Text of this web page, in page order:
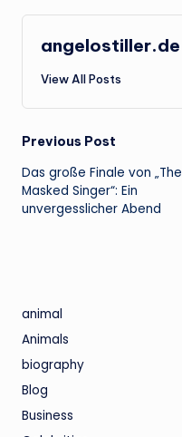
angelostiller.de
View All Posts
Post
navigation
Previous Post
Das große Finale von „The
Masked Singer“: Ein
unvergesslicher Abend
animal
Animals
biography
Blog
Business